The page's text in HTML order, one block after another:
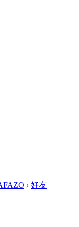
› 好友